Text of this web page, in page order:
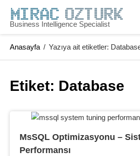
content
Business Intelligence Specialist
Anasayfa / Yazıya ait etiketler:
Etiket: Database
MsSQL Optimizasyonu –
Performansı